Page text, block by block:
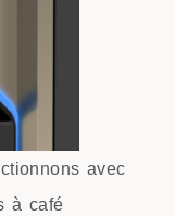
avec
à café